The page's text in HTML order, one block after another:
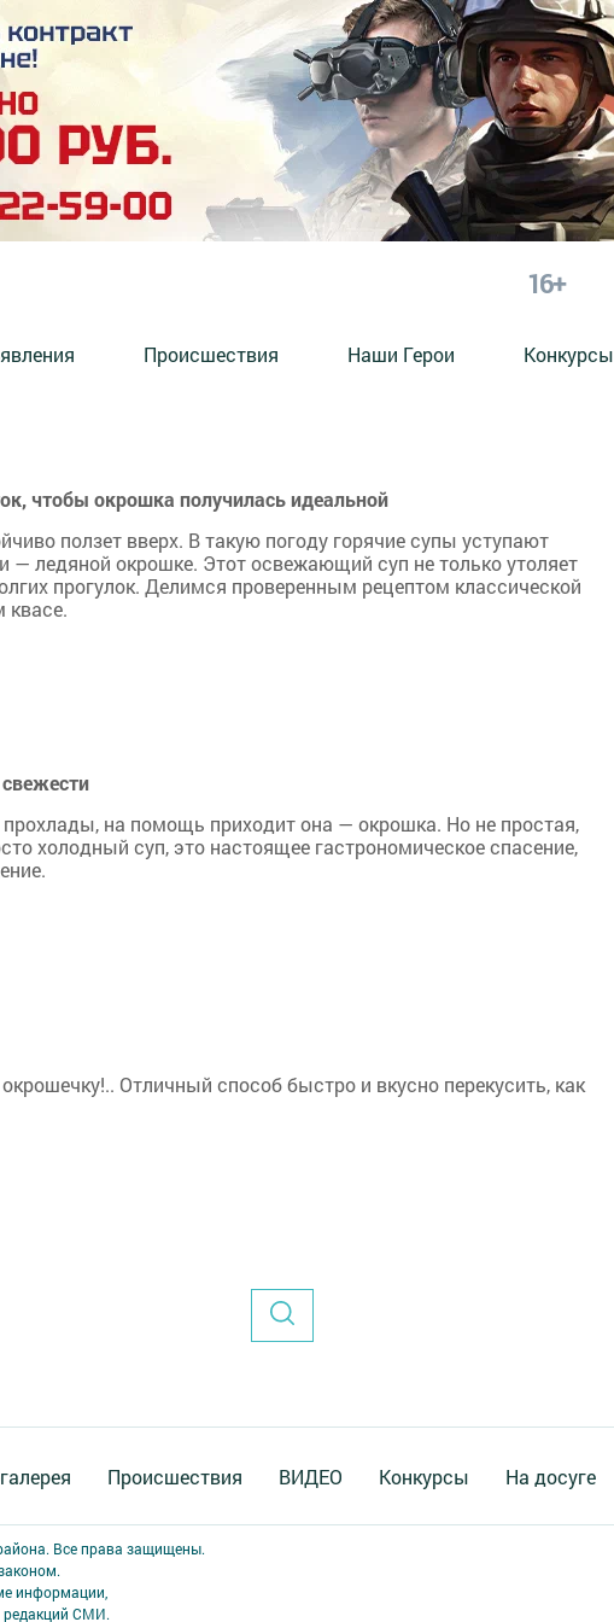
16+
Происшествия Наши Герои Конкурсы
чтобы окрошка получилась идеальной
ползет вверх. В такую погоду горячие супы уступают
— ледяной окрошке. Этот освежающий суп не только утоляет
прогулок. Делимся проверенным рецептом классической
квасе.
на помощь приходит она — окрошка. Но не простая,
холодный суп, это настоящее гастрономическое спасение,
Отличный способ быстро и вкусно перекусить, как
Происшествия ВИДЕО Конкурсы На досуге
Все права защищены.
информации,
редакций СМИ.